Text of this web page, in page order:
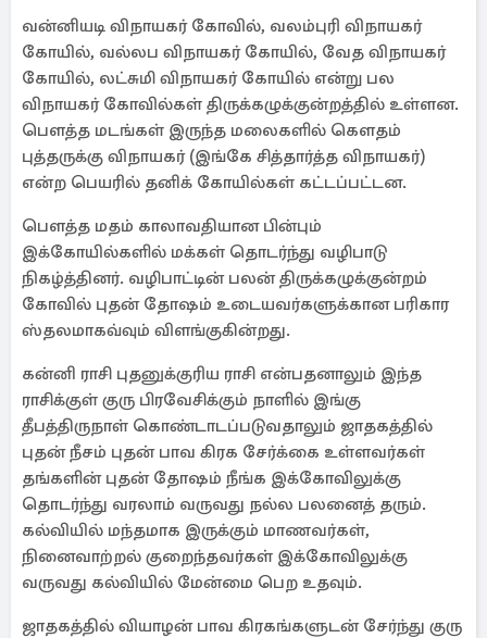
வன்னியடி விநாயகர் கோவில், வலம்புரி விநாயகர்
கோயில், வல்லப விநாயகர் கோயில், வேத விநாயகர்
கோயில், லட்சுமி விநாயகர் கோயில் என்று பல
விநாயகர் கோவில்கள் திருக்கழுக்குன்றத்தில் உள்ளன.
பௌத்த மடங்கள் இருந்த மலைகளில் கௌதம்
புத்தருக்கு விநாயகர் (இங்கே சித்தார்த்த விநாயகர்)
என்ற பெயரில் தனிக் கோயில்கள் கட்டப்பட்டன.
பௌத்த மதம் காலாவதியான பின்பும்
இக்கோயில்களில் மக்கள் தொடர்ந்து வழிபாடு
நிகழ்த்தினர். வழிபாட்டின் பலன் திருக்கழுக்குன்றம்
கோவில் புதன் தோஷம் உடையவர்களுக்கான பரிகார
ஸ்தலமாகவ்வும் விளங்குகின்றது.
கன்னி ராசி புதனுக்குரிய ராசி என்பதனாலும் இந்த
ராசிக்குள் குரு பிரவேசிக்கும் நாளில் இங்கு
தீபத்திருநாள் கொண்டாடப்படுவதாலும் ஜாதகத்தில்
புதன் நீசம் புதன் பாவ கிரக சேர்க்கை உள்ளவர்கள்
தங்களின் புதன் தோஷம் நீங்க இக்கோவிலுக்கு
தொடர்ந்து வரலாம் வருவது நல்ல பலனைத் தரும்.
கல்வியில் மந்தமாக இருக்கும் மாணவர்கள்,
நினைவாற்றல் குறைந்தவர்கள் இக்கோவிலுக்கு
வருவது கல்வியில் மேன்மை பெற உதவும்.
ஜாதகத்தில் வியாழன் பாவ கிரகங்களுடன் சேர்ந்து குரு